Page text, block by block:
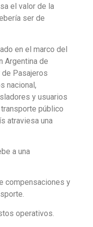
el valor de la
ser de
en el marco del
Argentina de
Pasajeros
nacional,
y usuarios
público
atraviesa una
a una
compensaciones y
operativos.